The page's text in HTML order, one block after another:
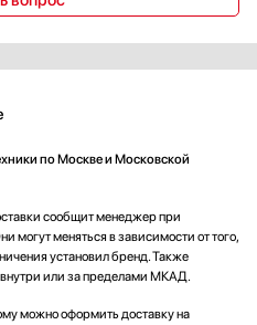
по Москве и Московской
сообщит менеджер при
могут меняться в зависимости от того,
установил бренд. Также
или за пределами МКАД.
можно оформить доставку на